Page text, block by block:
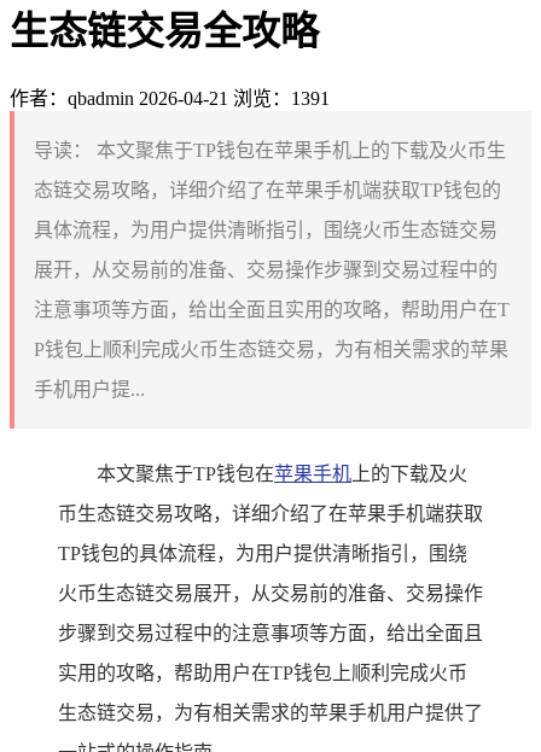
生态链交易全攻略
作者：qbadmin 2026-04-21 浏览：1391
导读：
本文聚焦于TP钱包在苹果手机上的下载及火币生
态链交易攻略，详细介绍了在苹果手机端获取TP钱包的
具体流程，为用户提供清晰指引，围绕火币生态链交易
展开，从交易前的准备、交易操作步骤到交易过程中的
注意事项等方面，给出全面且实用的攻略，帮助用户在T
P钱包上顺利完成火币生态链交易，为有相关需求的苹果
手机用户提...
本文聚焦于TP钱包在苹果手机 上的下载及火
币生态链交易攻略，详细介绍了在苹果手机端获取
TP钱包的具体流程，为用户提供清晰指引，围绕
火币生态链交易展开，从交易前的准备、交易操作
步骤到交易过程中的注意事项等方面，给出全面且
实用的攻略，帮助用户在TP钱包上顺利完成火币
生态链交易，为有相关需求的苹果手机用户提供了